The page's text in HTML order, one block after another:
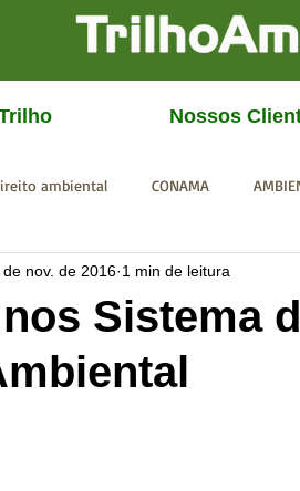
Nossos
ambiental CONAMA
CGU IBAMA SISEMA
Sistema
de nov. de 2016 1 min de leitura